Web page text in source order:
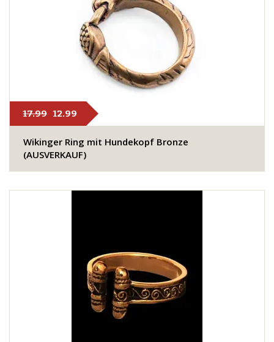
17.99 12.99
Wikinger Ring mit Hundekopf Bronze
(AUSVERKAUF)